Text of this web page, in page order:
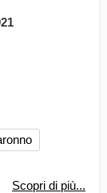
Scopri di più...